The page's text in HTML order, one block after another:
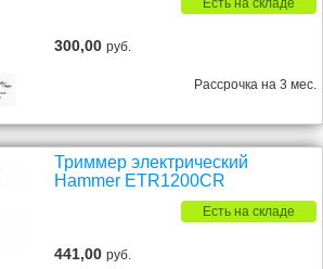
Есть на складе
300,00руб.
Рассрочка на 3 мес.
Триммер электрический
Hammer ETR1200CR
Есть на складе
441,00руб.